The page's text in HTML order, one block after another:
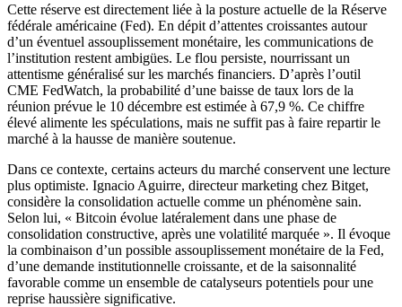
Cette réserve est directement liée à la posture actuelle de la Réserve
fédérale américaine (Fed). En dépit d’attentes croissantes autour
d’un éventuel assouplissement monétaire, les communications de
l’institution restent ambigües. Le flou persiste, nourrissant un
attentisme généralisé sur les marchés financiers. D’après l’outil
CME FedWatch, la probabilité d’une baisse de taux lors de la
réunion prévue le 10 décembre est estimée à 67,9 %. Ce chiffre
élevé alimente les spéculations, mais ne suffit pas à faire repartir le
marché à la hausse de manière soutenue.
Dans ce contexte, certains acteurs du marché conservent une lecture
plus optimiste. Ignacio Aguirre, directeur marketing chez Bitget,
considère la consolidation actuelle comme un phénomène sain.
Selon lui, « Bitcoin évolue latéralement dans une phase de
consolidation constructive, après une volatilité marquée ». Il évoque
la combinaison d’un possible assouplissement monétaire de la Fed,
d’une demande institutionnelle croissante, et de la saisonnalité
favorable comme un ensemble de catalyseurs potentiels pour une
reprise haussière significative.